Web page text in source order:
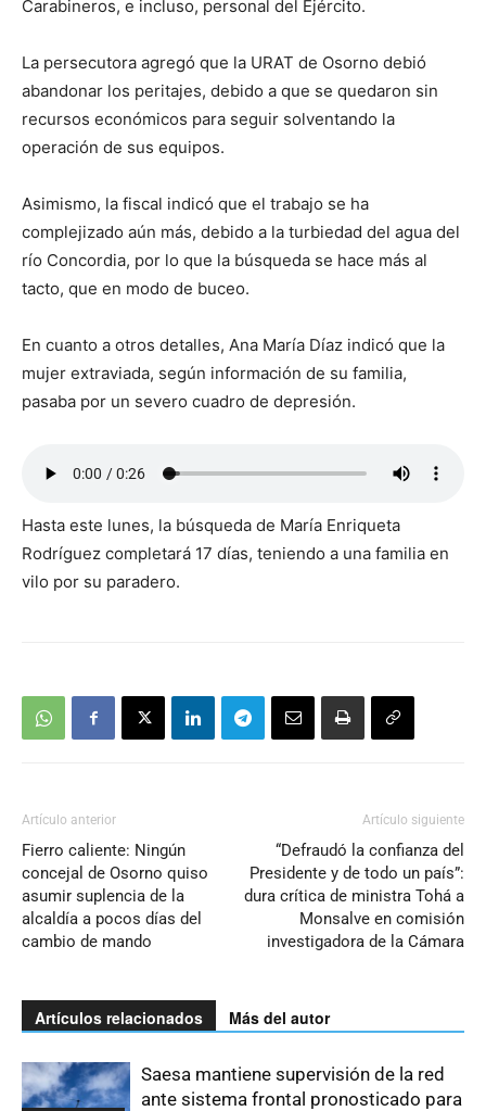
Carabineros, e incluso, personal del Ejército.
La persecutora agregó que la URAT de Osorno debió
abandonar los peritajes, debido a que se quedaron sin
recursos económicos para seguir solventando la
operación de sus equipos.
Asimismo, la fiscal indicó que el trabajo se ha
complejizado aún más, debido a la turbiedad del agua del
río Concordia, por lo que la búsqueda se hace más al
tacto, que en modo de buceo.
En cuanto a otros detalles, Ana María Díaz indicó que la
mujer extraviada, según información de su familia,
pasaba por un severo cuadro de depresión.
Hasta este lunes, la búsqueda de María Enriqueta
Rodríguez completará 17 días, teniendo a una familia en
vilo por su paradero.
Artículo anterior
Fierro caliente: Ningún
concejal de Osorno quiso
asumir suplencia de la
alcaldía a pocos días del
cambio de mando
Artículo siguiente
“Defraudó la confianza del
Presidente y de todo un país”:
dura crítica de ministra Tohá a
Monsalve en comisión
investigadora de la Cámara
Artículos relacionados Más del autor
Saesa mantiene supervisión de la red
ante sistema frontal pronosticado para